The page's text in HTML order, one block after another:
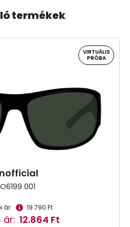
termékek
VIRTUÁLIS
PRÓBA
001
ár: 19.790 Ft
ár: 12.864 Ft